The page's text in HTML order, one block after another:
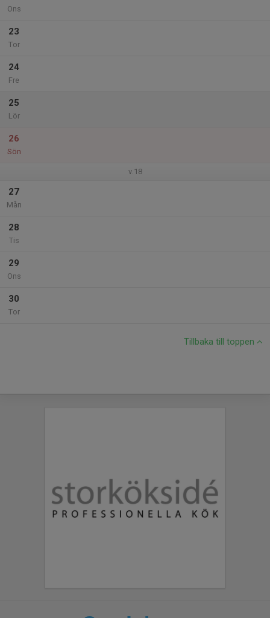
Ons
23
Tor
24
Fre
25
Lör
26
Sön
v.18
27
Mån
28
Tis
29
Ons
30
Tor
Tillbaka till toppen